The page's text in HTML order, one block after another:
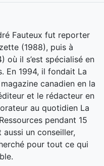
Fauteux fut reporter
(1988), puis à
où il s’est spécialisé en
En 1994, il fondait La
canadien en la
et le rédacteur en
au quotidien La
pendant 15
un conseiller,
pour tout ce qui